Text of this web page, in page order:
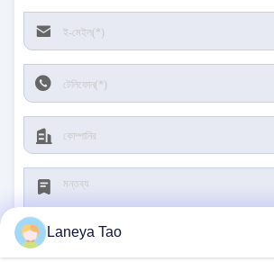
Laneya Tao